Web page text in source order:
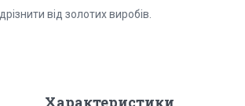
від золотих виробів.
Характеристики